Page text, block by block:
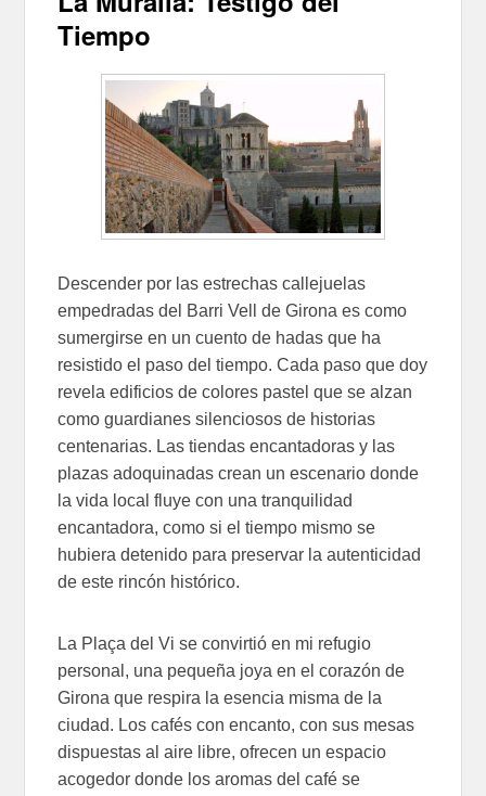
Tiempo
Descender por las estrechas callejuelas
empedradas del Barri Vell de Girona es como
sumergirse en un cuento de hadas que ha
resistido el paso del tiempo. Cada paso que doy
revela edificios de colores pastel que se alzan
como guardianes silenciosos de historias
centenarias. Las tiendas encantadoras y las
plazas adoquinadas crean un escenario donde
la vida local fluye con una tranquilidad
encantadora, como si el tiempo mismo se
hubiera detenido para preservar la autenticidad
de este rincón histórico.
La Plaça del Vi se convirtió en mi refugio
personal, una pequeña joya en el corazón de
Girona que respira la esencia misma de la
ciudad. Los cafés con encanto, con sus mesas
dispuestas al aire libre, ofrecen un espacio
acogedor donde los aromas del café se